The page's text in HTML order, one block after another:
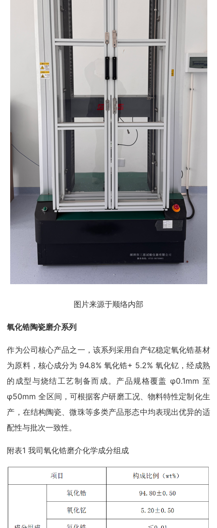
图片来源于顺络内部
氧化锆陶瓷磨介系列
作为公司核心产品之一，该系列采用自产钇稳定氧化锆基材
为原料，核心成分为 94.8% 氧化锆+ 5.2% 氧化钇，经成熟
的成型与烧结工艺制备而成。产品规格覆盖 φ0.1mm 至
φ50mm 全区间，可根据客户研磨工况、物料特性定制化生
产，在结构陶瓷、微珠等多类产品形态中均表现出优异的适
配性与批次一致性。
附表1 我司氧化锆磨介化学成分组成